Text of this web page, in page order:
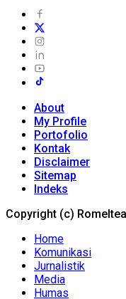
About
My Profile
Portofolio
Kontak
Disclaimer
Sitemap
Indeks
Copyright (c)
Home
Komunikasi
Jurnalistik
Media
Humas